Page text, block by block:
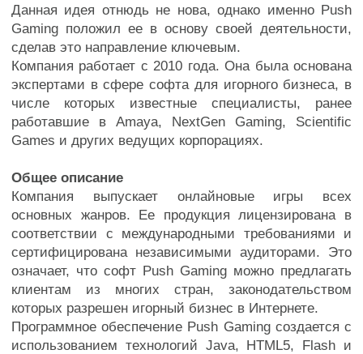
Данная идея отнюдь не нова, однако именно Push
Gaming положил ее в основу своей деятельности,
сделав это направление ключевым.
Компания работает с 2010 года. Она была основана
экспертами в сфере софта для игорного бизнеса, в
числе которых известные специалисты, ранее
работавшие в Amaya, NextGen Gaming, Scientific
Games и других ведущих корпорациях.
Общее описание
Компания выпускает онлайновые игры всех
основных жанров. Ее продукция лицензирована в
соответствии с международными требованиями и
сертифицирована независимыми аудиторами. Это
означает, что софт Push Gaming можно предлагать
клиентам из многих стран, законодательством
которых разрешен игорный бизнес в Интернете.
Программное обеспечение Push Gaming создается с
использованием технологий Java, HTML5, Flash и